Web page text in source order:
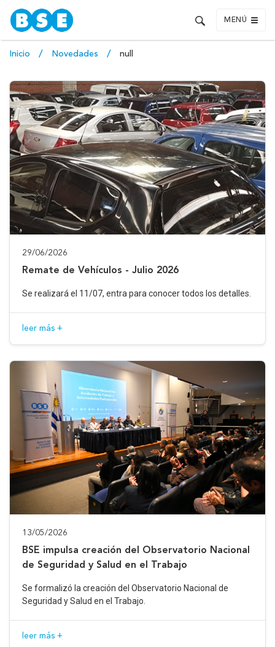
MENÚ
Inicio Novedades null
29/06/2026
Remate de Vehículos - Julio 2026
Se realizará el 11/07, entra para conocer todos los detalles.
leer más +
13/05/2026
BSE impulsa creación del Observatorio Nacional
de Seguridad y Salud en el Trabajo
Se formalizó la creación del Observatorio Nacional de
Seguridad y Salud en el Trabajo.
leer más +